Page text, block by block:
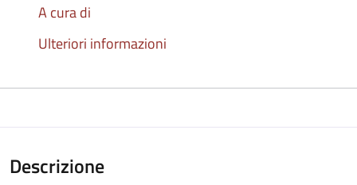
A cura di
Ulteriori informazioni
Descrizione